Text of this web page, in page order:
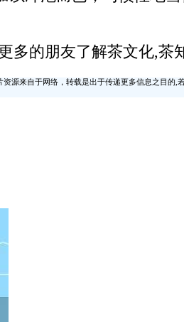
多的朋友了解茶文化,茶
源来自于网络，转载是出于传递更多信息之目的,